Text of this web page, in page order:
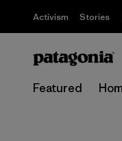
Activism Stories
Featured